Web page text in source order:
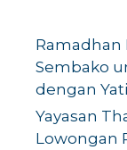
Ramadhan
Sembako
dengan
Yayasan
Lowongan